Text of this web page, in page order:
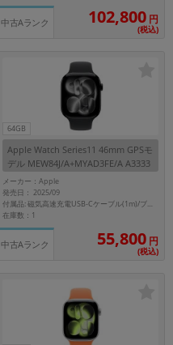
中古Aランク 102,800 円
(税込)
64GB
Apple Watch Series11 46mm GPSモ
デル MEW84J/A+MYAD3FE/A A3333
【ジェットブラックアルミニウムケ
ース/ブラックソロループ(サイズ6)】
メーカー：Apple
発売日： 2025/09
付属品: 磁気高速充電USB-Cケーブル(1m)/ブラックソロループ(サイズ6)
在庫数：1
中古Aランク 55,800 円
(税込)